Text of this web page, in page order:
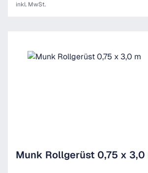
inkl. MwSt.
Munk Rollgerüst 0,75 x 3,0